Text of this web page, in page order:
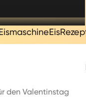
Eis
den Valentinstag